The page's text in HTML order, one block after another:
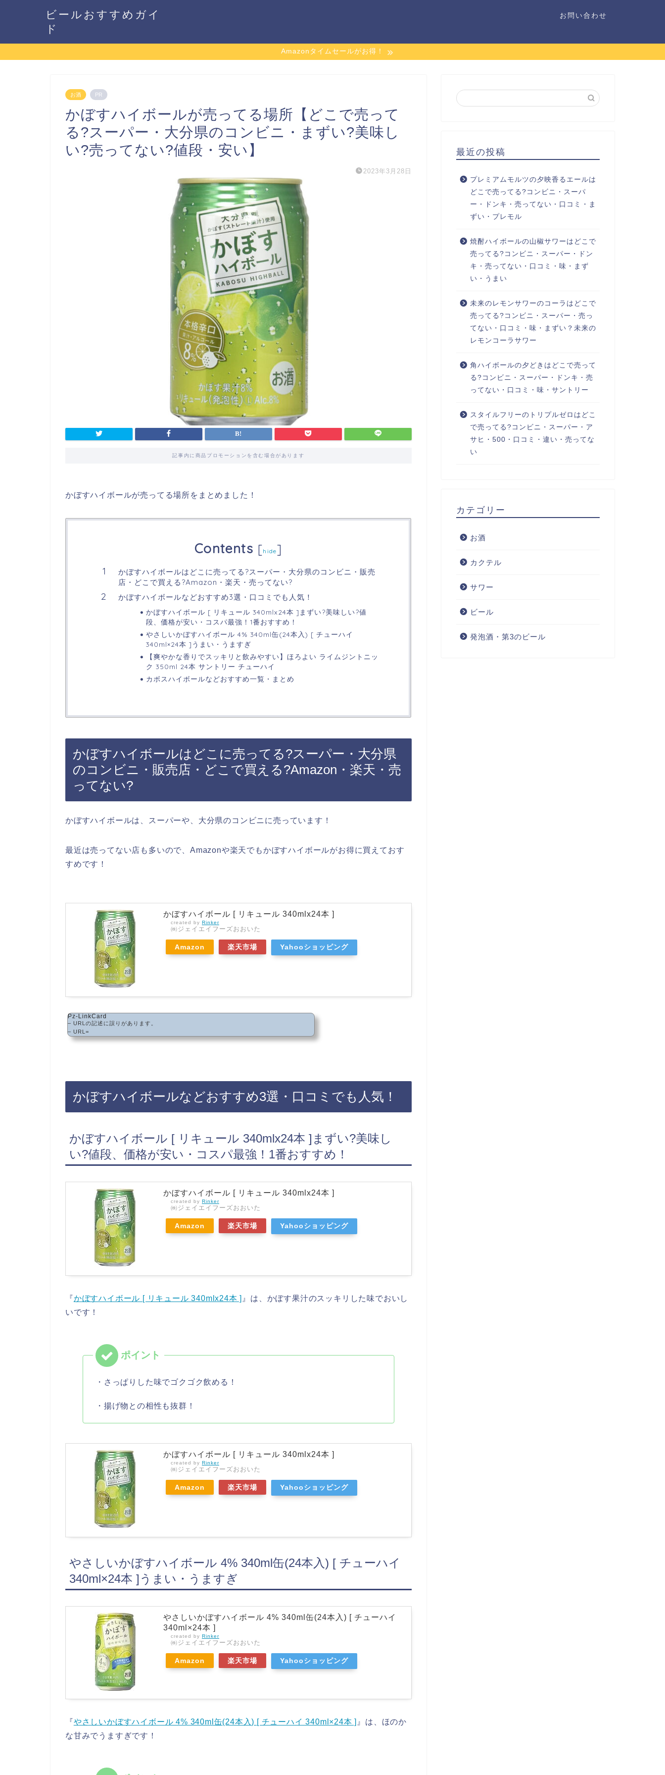
ビールおすすめガイ
ド
お問い合わせ
Amazonタイムセールがお得！
お酒 PR
かぼすハイボールが売ってる場所【どこで売って
る?スーパー・大分県のコンビニ・まずい?美味し
い?売ってない?値段・安い】
2023年3月28日
記事内に商品プロモーションを含む場合があります
かぼすハイボールが売ってる場所をまとめました！
Contents [hide]
かぼすハイボールはどこに売ってる?スーパー・大分県のコンビニ・販売
店・どこで買える?Amazon・楽天・売ってない?
かぼすハイボールなどおすすめ3選・口コミでも人気！
かぼすハイボール [ リキュール 340mlx24本 ]まずい?美味しい?値
段、価格が安い・コスパ最強！1番おすすめ！
やさしいかぼすハイボール 4% 340ml缶(24本入) [ チューハイ
340ml×24本 ]うまい・うますぎ
【爽やかな香りでスッキリと飲みやすい】ほろよい ライムジントニッ
ク 350ml 24本 サントリー チューハイ
カボスハイボールなどおすすめ一覧・まとめ
かぼすハイボールはどこに売ってる?スーパー・大分県
のコンビニ・販売店・どこで買える?Amazon・楽天・売
ってない?
かぼすハイボールは、スーパーや、大分県のコンビニに売っています！
最近は売ってない店も多いので、Amazonや楽天でもかぼすハイボールがお得に買えておす
すめです！
かぼすハイボール [ リキュール 340mlx24本 ]
created by Rinker
㈱ジェイエイフーズおおいた
Amazon 楽天市場 Yahooショッピング
Pz-LinkCard
– URLの記述に誤りがあります。
– URL=
かぼすハイボールなどおすすめ3選・口コミでも人気！
かぼすハイボール [ リキュール 340mlx24本 ]まずい?美味し
い?値段、価格が安い・コスパ最強！1番おすすめ！
かぼすハイボール [ リキュール 340mlx24本 ]
created by Rinker
㈱ジェイエイフーズおおいた
Amazon 楽天市場 Yahooショッピング
『かぼすハイボール [ リキュール 340mlx24本 ] 』は、かぼす果汁のスッキリした味でおいし
いです！
・さっぱりした味でゴクゴク飲める！
・揚げ物との相性も抜群！
かぼすハイボール [ リキュール 340mlx24本 ]
created by Rinker
㈱ジェイエイフーズおおいた
Amazon 楽天市場 Yahooショッピング
やさしいかぼすハイボール 4% 340ml缶(24本入) [ チューハイ
340ml×24本 ]うまい・うますぎ
やさしいかぼすハイボール 4% 340ml缶(24本入) [ チューハイ
340ml×24本 ]
created by Rinker
㈱ジェイエイフーズおおいた
Amazon 楽天市場 Yahooショッピング
『やさしいかぼすハイボール 4% 340ml缶(24本入) [ チューハイ 340ml×24本 ] 』は、ほのか
な甘みでうますぎです！
最近の投稿
プレミアムモルツの夕映香るエールは
どこで売ってる?コンビニ・スーパ
ー・ドンキ・売ってない・口コミ・ま
ずい・プレモル
焼酎ハイボールの山椒サワーはどこで
売ってる?コンビニ・スーパー・ドン
キ・売ってない・口コミ・味・まず
い・うまい
未来のレモンサワーのコーラはどこで
売ってる?コンビニ・スーパー・売っ
てない・口コミ・味・まずい？未来の
レモンコーラサワー
角ハイボールの夕どきはどこで売って
る?コンビニ・スーパー・ドンキ・売
ってない・口コミ・味・サントリー
スタイルフリーのトリプルゼロはどこ
で売ってる?コンビニ・スーパー・ア
サヒ・500・口コミ・違い・売ってな
い
カテゴリー
お酒
カクテル
サワー
ビール
発泡酒・第3のビール